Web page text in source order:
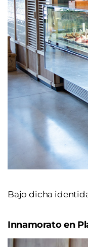
Bajo dicha
Innamorato en